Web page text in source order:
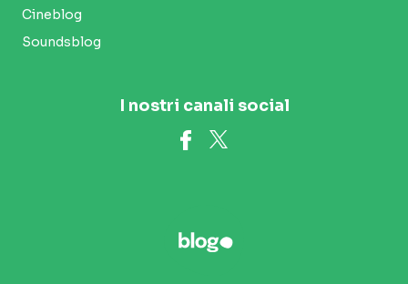
Cineblog
Soundsblog
I nostri canali social